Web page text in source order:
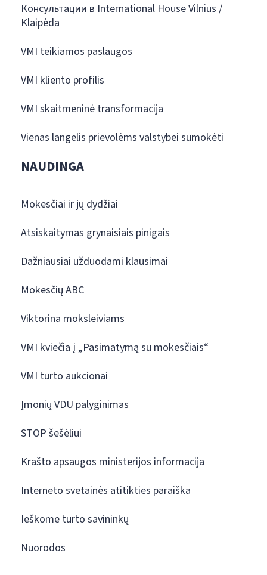
Консультации в International House Vilnius /
Klaipėda
VMI teikiamos paslaugos
VMI kliento profilis
VMI skaitmeninė transformacija
Vienas langelis prievolėms valstybei sumokėti
NAUDINGA
Mokesčiai ir jų dydžiai
Atsiskaitymas grynaisiais pinigais
Dažniausiai užduodami klausimai
Mokesčių ABC
Viktorina moksleiviams
VMI kviečia į „Pasimatymą su mokesčiais“
VMI turto aukcionai
Įmonių VDU palyginimas
STOP šešėliui
Krašto apsaugos ministerijos informacija
Interneto svetainės atitikties paraiška
Ieškome turto savininkų
Nuorodos